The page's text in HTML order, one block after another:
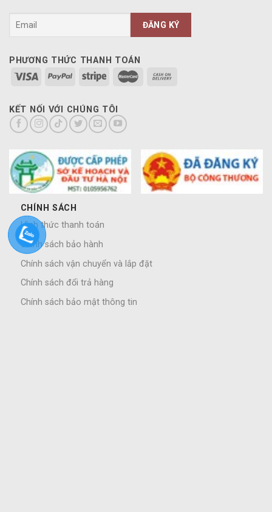
PHƯƠNG THỨC THANH TOÁN
KẾT NỐI VỚI CHÚNG TÔI
CHÍNH SÁCH
Hình thức thanh toán
Chính sách bảo hành
Chính sách vận chuyển và lắp đặt
Chính sách đổi trả hàng
Chính sách bảo mật thông tin